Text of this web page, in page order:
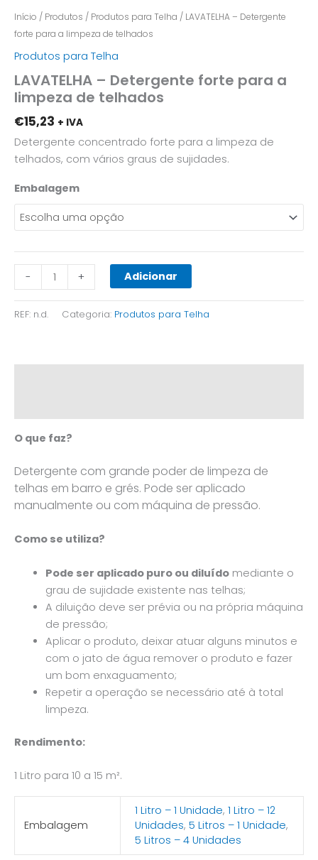
Início / Produtos / Produtos para Telha / LAVATELHA – Detergente
forte para a limpeza de telhados
Produtos para Telha
LAVATELHA – Detergente forte para a
limpeza de telhados
€15,23 + IVA
Detergente concentrado forte para a limpeza de
telhados, com vários graus de sujidades.
Embalagem
- + Adicionar
REF: n.d. Categoria: Produtos para Telha
O que faz?
Detergente com grande poder de limpeza de
telhas em barro e grés. Pode ser aplicado
manualmente ou com máquina de pressão.
Como se utiliza?
Pode ser aplicado puro ou diluídomediante o
grau de sujidade existente nas telhas;
A diluição deve ser prévia ou na própria máquina
de pressão;
Aplicar o produto, deixar atuar alguns minutos e
com o jato de água remover o produto e fazer
um bom enxaguamento;
Repetir a operação se necessário até à total
limpeza.
Rendimento:
1 Litro para 10 a 15 m².
Embalagem
1 Litro – 1 Unidade, 1 Litro – 12
Unidades, 5 Litros – 1 Unidade,
5 Litros – 4 Unidades